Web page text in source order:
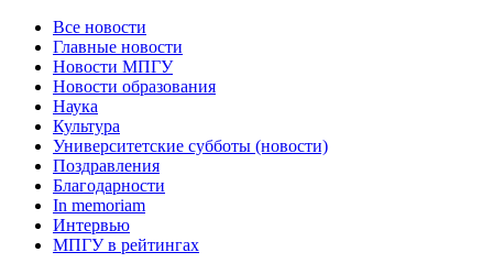
Все новости
Главные новости
Новости МПГУ
Новости образования
Наука
Культура
Университетские субботы (новости)
Поздравления
Благодарности
In memoriam
Интервью
МПГУ в рейтингах